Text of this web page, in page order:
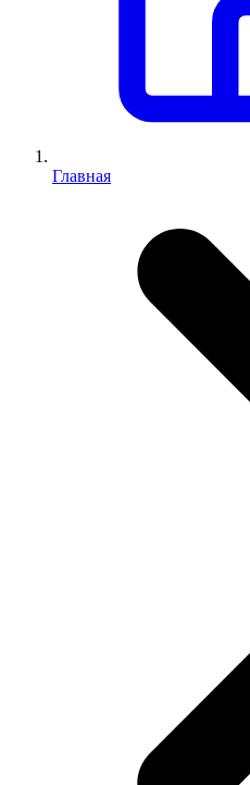
Главная